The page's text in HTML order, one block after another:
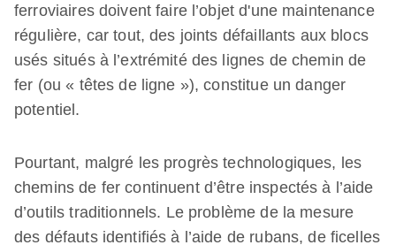
ferroviaires doivent faire l’objet d'une maintenance
régulière, car tout, des joints défaillants aux blocs
usés situés à l’extrémité des lignes de chemin de
fer (ou « têtes de ligne »), constitue un danger
potentiel.
Pourtant, malgré les progrès technologiques, les
chemins de fer continuent d’être inspectés à l’aide
d’outils traditionnels. Le problème de la mesure
des défauts identifiés à l’aide de rubans, de ficelles